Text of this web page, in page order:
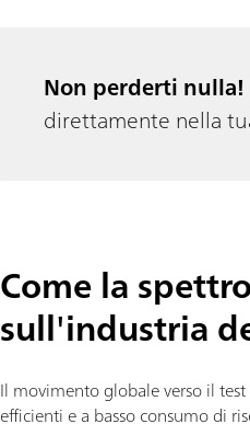
Non perderti nulla!
direttamente nella
Come la
sull'industria
Il movimento globale verso il
efficienti e a basso consumo di